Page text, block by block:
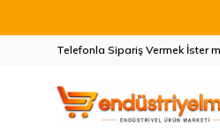
Telefonla Sipariş Vermek İster